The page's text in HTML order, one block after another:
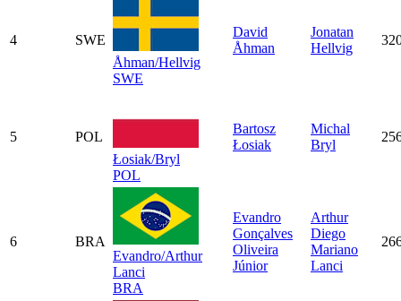
4
SWE
Åhman/Hellvig
SWE
David
Åhman
Jonatan
Hellvig
5
POL
Łosiak/Bryl
POL
Bartosz
Łosiak
Michal
Bryl
6
BRA
Evandro/Arthur
Lanci
BRA
Evandro
Gonçalves
Oliveira
Júnior
Arthur
Diego
Mariano
Lanci